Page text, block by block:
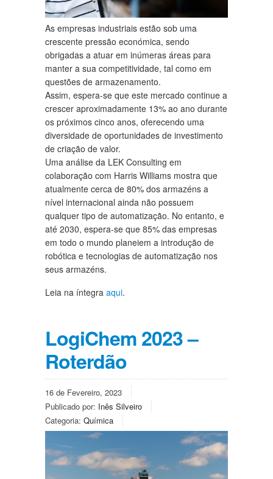
As empresas industriais estão sob uma
crescente pressão económica, sendo
obrigadas a atuar em inúmeras áreas para
manter a sua competitividade, tal como em
questões de armazenamento.
Assim, espera-se que este mercado continue a
crescer aproximadamente 13% ao ano durante
os próximos cinco anos, oferecendo uma
diversidade de oportunidades de investimento
de criação de valor.
Uma análise da LEK Consulting em
colaboração com Harris Williams mostra que
atualmente cerca de 80% dos armazéns a
nível internacional ainda não possuem
qualquer tipo de automatização. No entanto, e
até 2030, espera-se que 85% das empresas
em todo o mundo planeiem a introdução de
robótica e tecnologias de automatização nos
seus armazéns.
Leia na íntegra aqui.
LogiChem 2023 –
Roterdão
16 de Fevereiro, 2023
Publicado por: Inês Silveiro
Categoria: Química